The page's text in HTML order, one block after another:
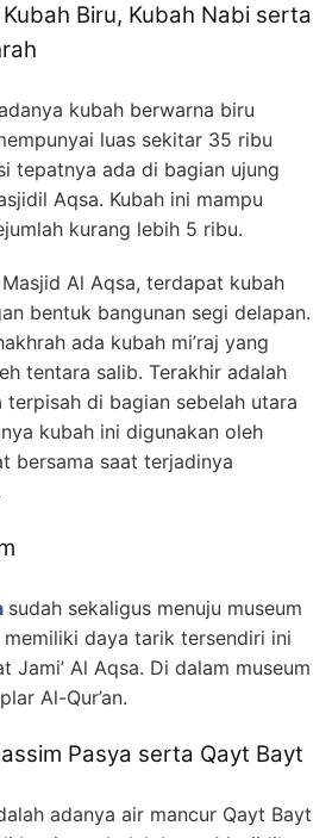
Kubah Biru, Kubah Nabi serta
kubah berwarna biru
luas sekitar 35 ribu
tepatnya ada di bagian ujung
Aqsa. Kubah ini mampu
kurang lebih 5 ribu.
Al Aqsa, terdapat kubah
bentuk bangunan segi delapan.
ada kubah mi’raj yang
tentara salib. Terakhir adalah
terpisah di bagian sebelah utara
kubah ini digunakan oleh
bersama saat terjadinya
sudah sekaligus menuju museum
memiliki daya tarik tersendiri ini
Jami’ Al Aqsa. Di dalam museum
Al-Qur’an.
Pasya serta Qayt Bayt
adanya air mancur Qayt Bayt